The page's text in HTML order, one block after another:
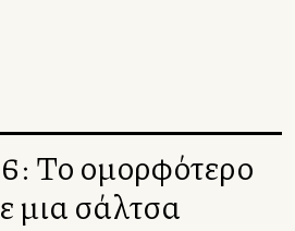
Το ομορφότερο
μια σάλτσα